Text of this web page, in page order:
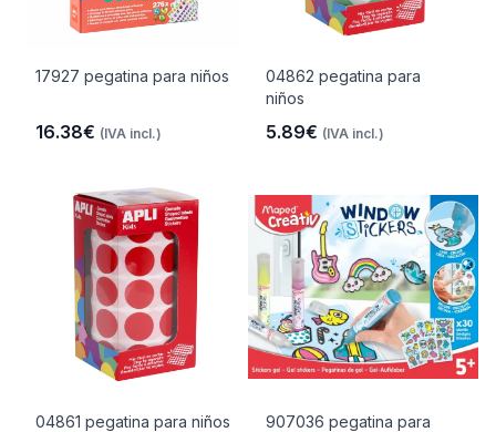
17927 pegatina para niños
16.38€ (IVA incl.)
04862 pegatina para
niños
5.89€ (IVA incl.)
04861 pegatina para niños 907036 pegatina para